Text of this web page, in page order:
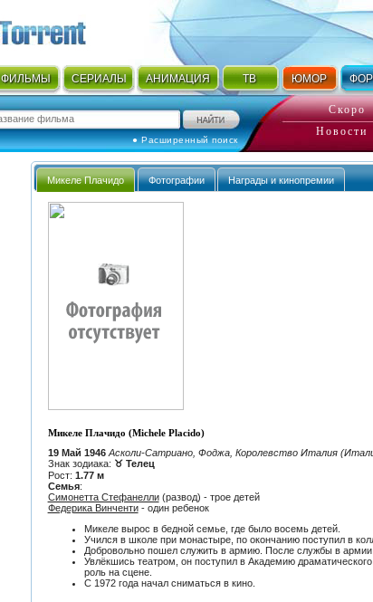
ФИЛЬМЫ СЕРИАЛЫ АНИМАЦИЯ ТВ ЮМОР
● Расширенный поиск
Скоро
Новости
Микеле Плачидо Фотографии Награды и кинопремии
Микеле Плачидо (Michele Placido)
19 Май 1946 Асколи-Сатриано, Фоджа, Королевство Италия
Знак зодиака: ♉ Телец
Рост: 1.77 м
Семья:
Симонетта Стефанелли(развод) - трое детей
Федерика Винченти- один ребенок
Микеле вырос в бедной семье, где было восемь детей.
Учился в школе при монастыре, по окончанию поступил в
Добровольно пошел служить в армию. После службы в
Увлёкшись театром, он поступил в Академию
роль на сцене.
С 1972 года начал сниматься в кино.